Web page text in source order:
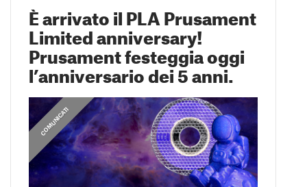
È arrivato il PLA Prusament
Limited anniversary!
Prusament festeggia oggi
l’anniversario dei 5 anni.
COMUNICATI